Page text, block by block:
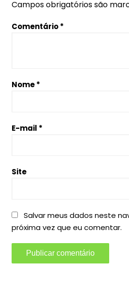
Campos obrigatórios são
Comentário*
Nome*
E-mail *
Site
Salvar meus dados neste
próxima vez que eu comentar.